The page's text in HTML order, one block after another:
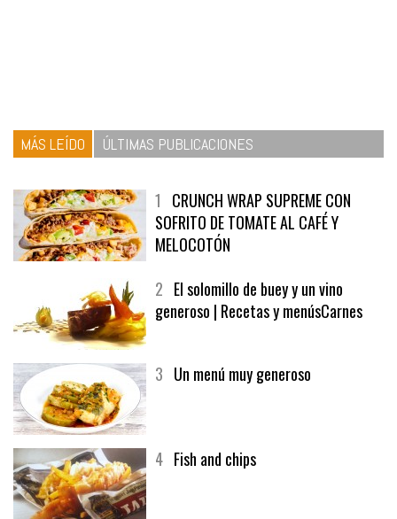
MÁS LEÍDO ÚLTIMAS PUBLICACIONES
1 CRUNCH WRAP SUPREME CON
SOFRITO DE TOMATE AL CAFÉ Y
MELOCOTÓN
2 El solomillo de buey y un vino
generoso | Recetas y menúsCarnes
3 Un menú muy generoso
4 Fish and chips